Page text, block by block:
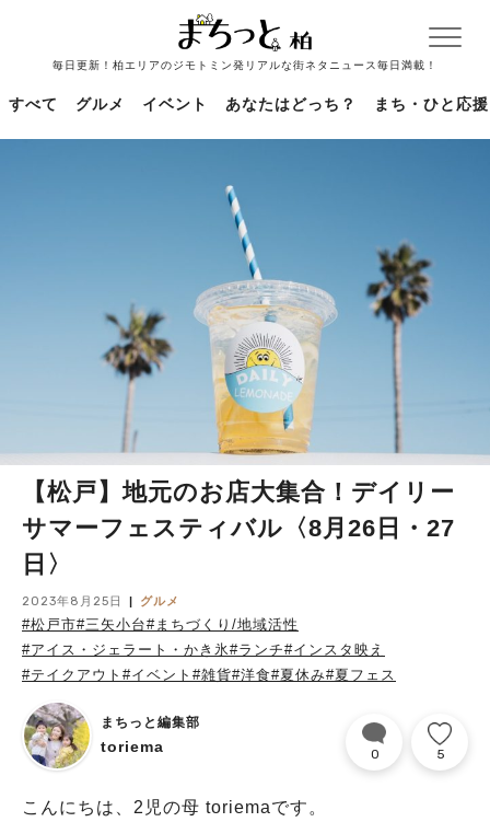
毎日更新！柏エリアのジモトミン発リアルな街ネタニュース毎日満載！
すべて グルメ イベント あなたはどっち？ まち・ひと応援
【松戸】地元のお店大集合！デイリー
サマーフェスティバル〈8月26日・27
日〉
2023年8月25日 グルメ
#松戸市#三矢小台#まちづくり/地域活性
#アイス・ジェラート・かき氷#ランチ#インスタ映え
#テイクアウト #イベント #雑貨#洋食#夏休み#夏フェス
まちっと編集部
toriema 0 5
こんにちは、2児の母 toriemaです。